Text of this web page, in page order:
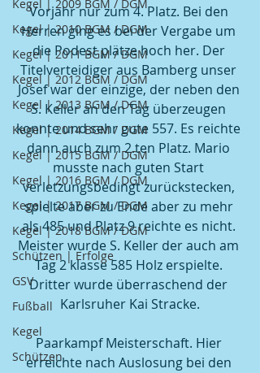
Kegel | 2009 BGM / DGM
Kegel | 2010 BGM / DGM
Kegel | 2011 BGM / DGM
Kegel | 2012 BGM / DGM
Kegel | 2013 BGM / DGM
Kegel | 2014 BGM / DGM
Kegel | 2015 BGM / DGM
Kegel | 2016 BGM / DGM
Kegel | 2017 BGM / DGM
Kegel | 2018 BGM / DGM
Schützen | Erfolge
GSV
Fußball
Kegel
Schützen
Vorjahr nur zum 4. Platz. Bei den
Herren ging es bei der Vergabe um
die Podest plätze hoch her. Der
Titelverteidiger aus Bamberg unser
Josef war der einzige, der neben den
S. Keller an den Tag überzeugen
konnte und sehr gute 557. Es reichte
dann auch zum 2.ten Platz. Mario
musste nach guten Start
verletzungsbedingt zurückstecken,
spielte aber zu Ende aber zu mehr
als 485 und Platz 9 reichte es nicht.
Meister wurde S. Keller der auch am
Tag 2 klasse 585 Holz erspielte.
Dritter wurde überraschend der
Karlsruher Kai Stracke.
Paarkampf Meisterschaft. Hier
erreichte nach Auslosung bei den